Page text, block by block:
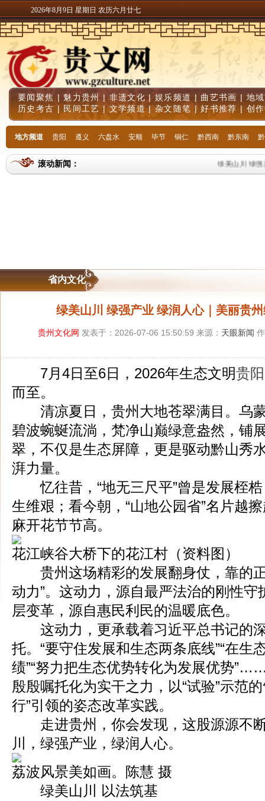
2026年8月9日 星期日 农历六月廿七
要闻聚焦| 魅力贵州|非遗文化 |娱乐频道 | 曲艺书画 | 地
历史考古 | 民间工艺 |文学频道|杂文随笔 |好书推荐 | 创
地方频道 贵阳 遵义 六盘水 安顺 毕节 铜仁 黔西南 黔东南
滚动新闻： 绿美山川 绿强产业
省内文化
绿美山川 绿强产业 绿润人心｜美丽贵
贵州文化网 发表于：2026-07-06 15:50:59 来源： 天眼新闻
7月4日至6日，2026年生态文明贵阳
而至。
清凉夏日，贵州大地苍翠满目。乌
碧波蜿蜒流淌，梵净山巅绿意盎然，铺
翠，不仅是生态屏障，更是驱动黔山秀
湃力量。
忆往昔，“地无三尺平”曾是发展桎梏
生维艰；看今朝，“山地公园省”名片越
麻开花节节高。
花江峡谷大桥下的花江村（资料图）
贵州这场精彩的发展翻身仗，靠的正
动力”。这动力，源自最严法治的刚性
层变革，源自惠民利民的温暖底色。
这动力，更承载着习近平总书记的
托。“要守住发展和生态两条底线”“在生
绩”“努力把生态优势转化为发展优势
殷殷嘱托化为实干之力，以“试验”示范
行”引领的姿态改革实践。
走进贵州，你会发现，这股源源不断
川，绿强产业，绿润人心。
荔波风景美如画。陈慧 摄
绿美山川 以法筑基